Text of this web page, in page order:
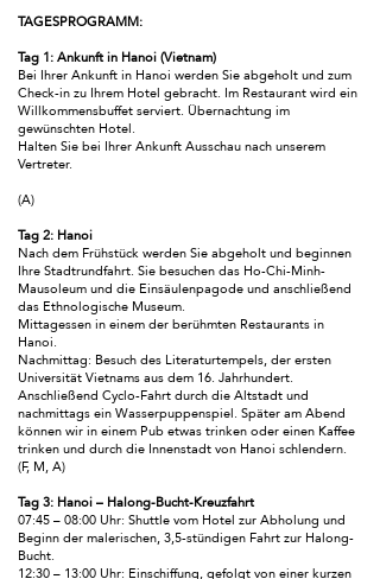
TAGESPROGRAMM:
Tag 1: Ankunft in Hanoi (Vietnam)
Bei Ihrer Ankunft in Hanoi werden Sie abgeholt und zum
Check-in zu Ihrem Hotel gebracht. Im Restaurant wird ein
Willkommensbuffet serviert. Übernachtung im
gewünschten Hotel.
Halten Sie bei Ihrer Ankunft Ausschau nach unserem
Vertreter.
(A)
Tag 2: Hanoi
Nach dem Frühstück werden Sie abgeholt und beginnen
Ihre Stadtrundfahrt. Sie besuchen das Ho-Chi-Minh-
Mausoleum und die Einsäulenpagode und anschließend
das Ethnologische Museum.
Mittagessen in einem der berühmten Restaurants in
Hanoi.
Nachmittag: Besuch des Literaturtempels, der ersten
Universität Vietnams aus dem 16. Jahrhundert.
Anschließend Cyclo-Fahrt durch die Altstadt und
nachmittags ein Wasserpuppenspiel. Später am Abend
können wir in einem Pub etwas trinken oder einen Kaffee
trinken und durch die Innenstadt von Hanoi schlendern.
(F, M, A)
Tag 3: Hanoi – Halong-Bucht-Kreuzfahrt
07:45 – 08:00 Uhr: Shuttle vom Hotel zur Abholung und
Beginn der malerischen, 3,5-stündigen Fahrt zur Halong-
Bucht.
12:30 – 13:00 Uhr: Einschiffung, gefolgt von einer kurzen